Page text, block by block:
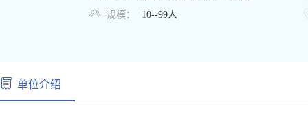
 规模： 10--99人
单位介绍